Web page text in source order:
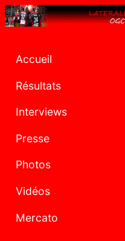
Accueil
Résultats
Interviews
Presse
Photos
Vidéos
Mercato